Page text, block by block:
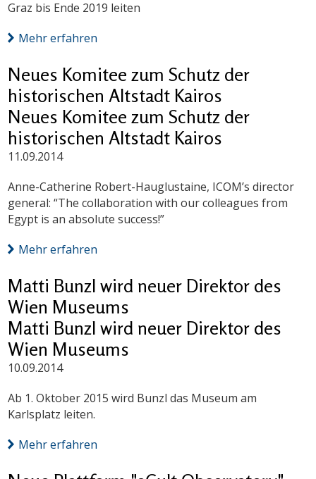
Graz bis Ende 2019 leiten
Mehr erfahren
Neues Komitee zum Schutz der
historischen Altstadt Kairos
Neues Komitee zum Schutz der
historischen Altstadt Kairos
11.09.2014
Anne-Catherine Robert-Hauglustaine, ICOM’s director
general: “The collaboration with our colleagues from
Egypt is an absolute success!”
Mehr erfahren
Matti Bunzl wird neuer Direktor des
Wien Museums
Matti Bunzl wird neuer Direktor des
Wien Museums
10.09.2014
Ab 1. Oktober 2015 wird Bunzl das Museum am
Karlsplatz leiten.
Mehr erfahren